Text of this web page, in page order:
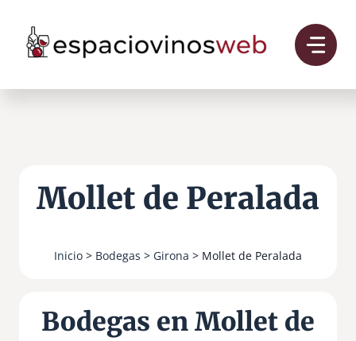
contenido
Mollet de Peralada
Inicio > Bodegas > Girona > Mollet de Peralada
Bodegas en Mollet de